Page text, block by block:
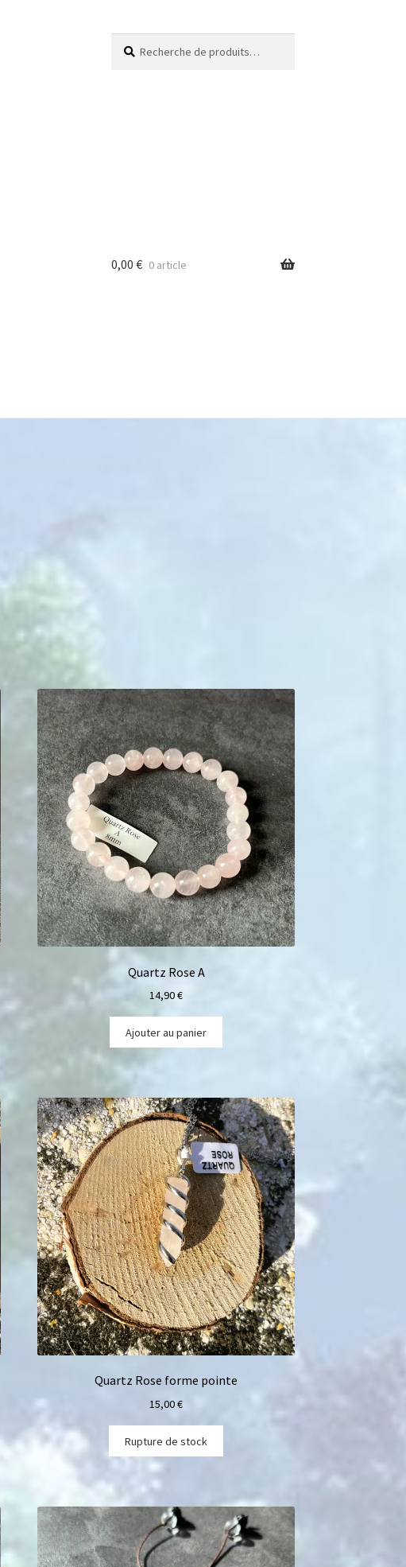
0,00 € 0 article
Quartz Rose A
14,90€
Ajouter au panier
Quartz Rose forme pointe
15,00€
Rupture de stock